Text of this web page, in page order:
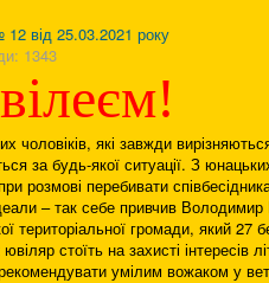
від 25.03.2021 року
1343
чоловіків, які завжди
за будь-якої ситуації. З
розмові перебивати
– так себе привчив Володимир
територіальної громади, який 27
ювіляр стоїть на захисті
умілим вожаком у